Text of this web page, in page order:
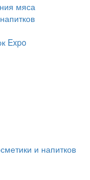
мяса
Expo
и напитков